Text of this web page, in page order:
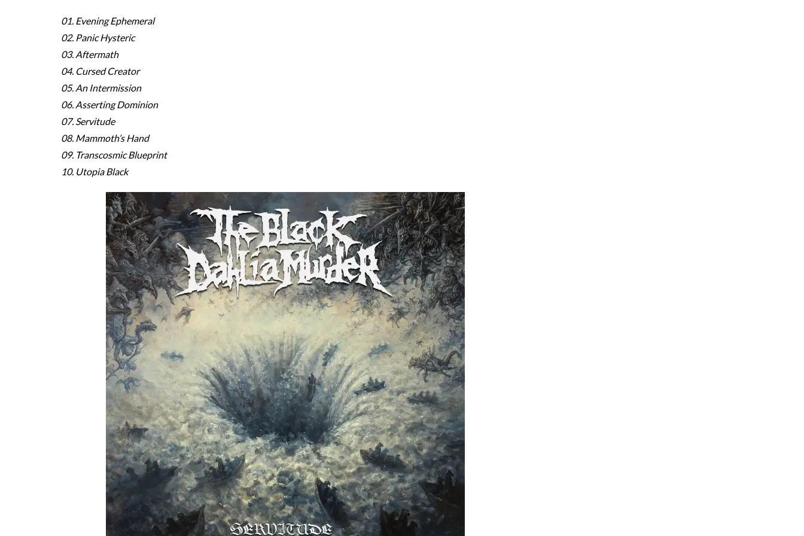
01. Evening Ephemeral
02. Panic Hysteric
03. Aftermath
04. Cursed Creator
05. An Intermission
06. Asserting Dominion
07. Servitude
08. Mammoth’s Hand
09. Transcosmic Blueprint
10. Utopia Black